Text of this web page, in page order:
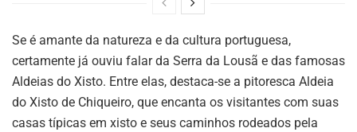
Se é amante da natureza e da cultura portuguesa,
certamente já ouviu falar da Serra da Lousã e das famosas
Aldeias do Xisto. Entre elas, destaca-se a pitoresca Aldeia
do Xisto de Chiqueiro, que encanta os visitantes com suas
casas típicas em xisto e seus caminhos rodeados pela